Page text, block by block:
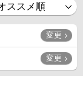
変更
変更